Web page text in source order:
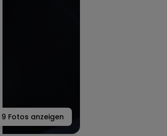
9 Fotos anzeigen